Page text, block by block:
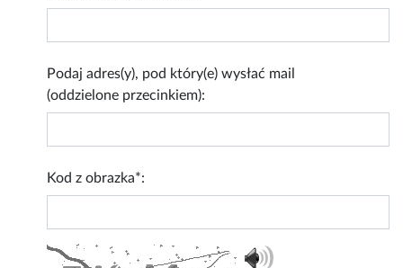
Podaj adres(y), pod który(e) wysłać mail
(oddzielone przecinkiem):
Kod z obrazka*: